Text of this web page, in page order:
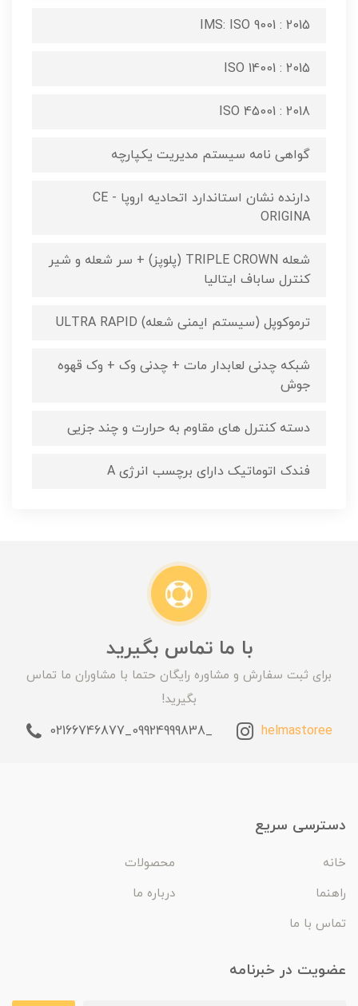
IMS: ISO 9001 : 2015
ISO 14001 : 2015
ISO 45001 : 2018
گواهی نامه سیستم مدیریت یکپارچه
دارنده نشان استاندارد اتحادیه اروپا CE -
ORIGINA
شعله TRIPLE CROWN (پلوپز) + سر شعله و شیر
کنترل ساباف ایتالیا
ترموکوپل (سیستم ایمنی شعله) ULTRA RAPID
شبکه چدنی لعابدار مات + چدنی وک + وک قهوه
جوش
دسته کنترل های مقاوم به حرارت و چند جزیی
فندک اتوماتیک دارای برچسب انرژی A
با ما تماس بگیرید
برای ثبت سفارش و مشاوره رایگان حتما با مشاوران ما تماس
بگیرید!
helmastoree
_09924999838_02166746877
دسترسی سریع
خانه
محصولات
راهنما
درباره ما
تماس با ما
عضویت در خبرنامه